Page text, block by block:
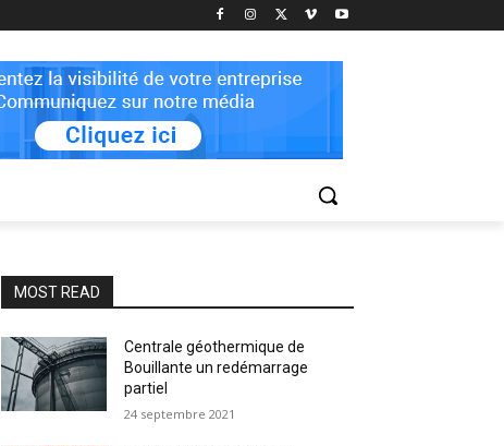
MOST READ
Centrale géothermique de
Bouillante un redémarrage
partiel
24 septembre 2021